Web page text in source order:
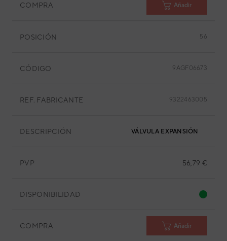
COMPRA Añadir
POSICIÓN 56
CÓDIGO 9AGF06673
REF. FABRICANTE 9322463005
DESCRIPCIÓN VÁLVULA EXPANSIÓN
PVP 56,79 €
DISPONIBILIDAD
COMPRA Añadir